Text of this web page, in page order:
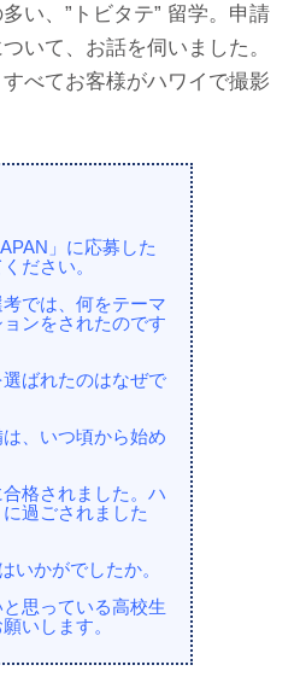
い、”トビタテ” 留学。申請
いて、お話を伺いました。
べてお客様がハワイで撮影
」に応募した
ださい。
考では、何をテーマ
ンをされたのです
ばれたのはなぜで
、いつ頃から始め
格されました。ハ
過ごされました
いかがでしたか。
思っている高校生
いします。